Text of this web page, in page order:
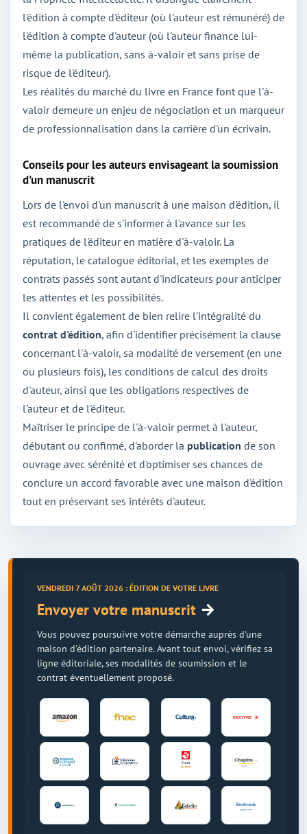
l'édition à compte d'éditeur (où l'auteur est rémunéré) de
l'édition à compte d'auteur (où l'auteur finance lui-
même la publication, sans à-valoir et sans prise de
risque de l'éditeur).
Les réalités du marché du livre en France font que l'à-
valoir demeure un enjeu de négociation et un marqueur
de professionnalisation dans la carrière d'un écrivain.
Conseils pour les auteurs envisageant la soumission
d'un manuscrit
Lors de l'envoi d'un manuscrit à une maison d'édition, il
est recommandé de s'informer à l'avance sur les
pratiques de l'éditeur en matière d'à-valoir. La
réputation, le catalogue éditorial, et les exemples de
contrats passés sont autant d'indicateurs pour anticiper
les attentes et les possibilités.
Il convient également de bien relire l'intégralité du
contrat d'édition, afin d'identifier précisément la clause
concernant l'à-valoir, sa modalité de versement (en une
ou plusieurs fois), les conditions de calcul des droits
d'auteur, ainsi que les obligations respectives de
l'auteur et de l'éditeur.
Maîtriser le principe de l'à-valoir permet à l'auteur,
débutant ou confirmé, d'aborder la publication de son
ouvrage avec sérénité et d'optimiser ses chances de
conclure un accord favorable avec une maison d'édition
tout en préservant ses intérêts d'auteur.
VENDREDI 7 AOÛT 2026 : ÉDITION DE VOTRE LIVRE
Envoyer votre manuscrit →
Vous pouvez poursuivre votre démarche auprès d'une
maison d'édition partenaire. Avant tout envoi, vérifiez sa
ligne éditoriale, ses modalités de soumission et le
contrat éventuellement proposé.